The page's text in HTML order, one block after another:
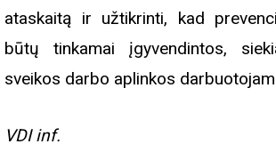
ataskaitą ir užtikrinti, kad
būtų tinkamai įgyvendintos,
sveikos darbo aplinkos
VDI inf.